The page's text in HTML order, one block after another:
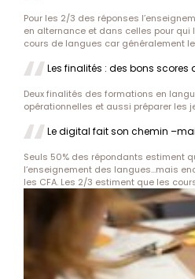
Pour les 2/3 des réponses
en alternance et dans celles pour qui
cours de langues car généralement
Les finalités : des bons
Deux finalités des formations en
opérationnelles et aussi préparer les
Le digital fait son chemin
Seuls 50% des répondants estiment
l‘enseignement des langues…mais
les CFA. Les 2/3 estiment que les